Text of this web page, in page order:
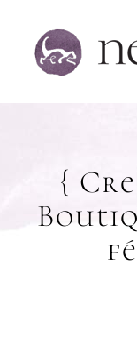
contenu
{